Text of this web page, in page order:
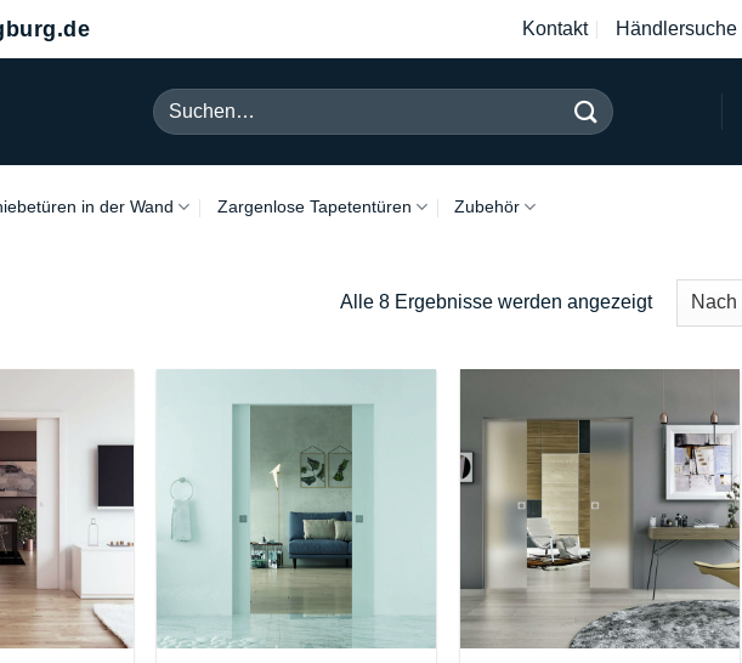
Kontakt Händlersuche
Suchen
nach:
in der Wand Zargenlose Tapetentüren Zubehör
Alle 8 Ergebnisse werden angezeigtNach
Beliebtheit